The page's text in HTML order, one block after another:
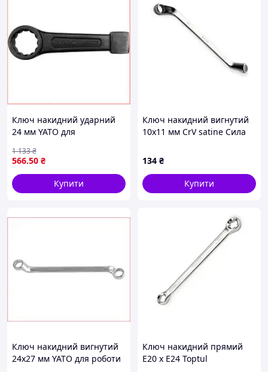
Ключ накидний ударний
24 мм YATO для
використання
закручування та
відкручування гайок
566.50 ₴
1 133₴
Купити
Ключ накидний вигнутий
10х11 мм CrV satine Сила
134 ₴
Купити
Ключ накидний вигнутий
24х27 мм YATO для роботи
Ключ накидний прямий
E20 x E24 Toptul